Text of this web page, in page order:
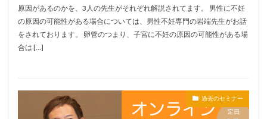
原因があるのかを、3人の先生がそれぞれ解説されてます。 男性に不妊
の原因の可能性がある場合については、男性不妊専門の岩端先生がお話
をされております。 卵管のつまり、子宮に不妊の原因の可能性がある場
合は […]
過去のセミナー